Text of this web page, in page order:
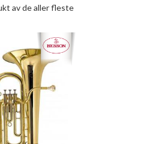
av de aller fleste